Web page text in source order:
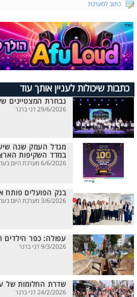
כתוב למערכת
כתבות שיכולות לעניין אותך עוד
נבחרת המצטיינים
29/6/2026 דני ברנר
מגדל העמק שנה
במדד השקיפות
6/6/2026 מערכת היום בעמק
בנק הפועלים פותח
3/6/2026 מערכת היום בעמק
עפולה: כפר הילדים
9/3/2026 דני ברנר
שדרת החלומות של
24/2/2026 דני ברנר